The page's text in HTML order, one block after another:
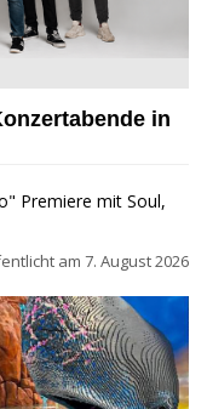
zu Gast beim
in
Premiere mit Soul,
am 7. August 2026